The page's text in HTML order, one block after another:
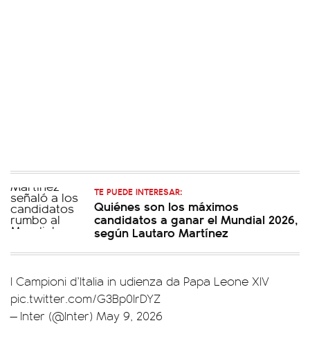
TE PUEDE INTERESAR:
Quiénes son los máximos
candidatos a ganar el Mundial 2026,
según Lautaro Martínez
I Campioni d’Italia in udienza da Papa Leone XIV
pic.twitter.com/G3Bp0IrDYZ
— Inter (@Inter) May 9, 2026